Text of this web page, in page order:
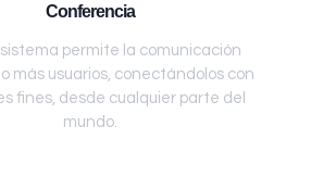
Conferencia
permite la comunicación
más usuarios, conectándolos con
fines, desde cualquier parte del
mundo.